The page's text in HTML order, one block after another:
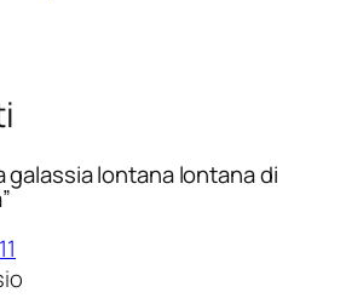
galassia lontana lontana di